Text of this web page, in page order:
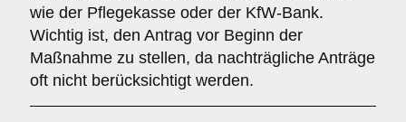
wie der Pflegekasse oder der KfW-Bank.
Wichtig ist, den Antrag vor Beginn der
Maßnahme zu stellen, da nachträgliche Anträge
oft nicht berücksichtigt werden.